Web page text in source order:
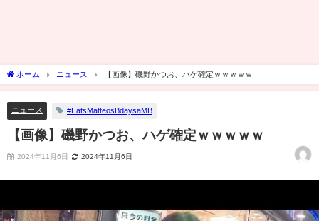
ホーム ニュース 【画像】磯野かつお、ハゲ確定ｗｗｗｗｗ
ニュース #EatsMatteosBdaysaMB
【画像】磯野かつお、ハゲ確定ｗｗｗｗｗ
2024年11月6日 2024年11月6日